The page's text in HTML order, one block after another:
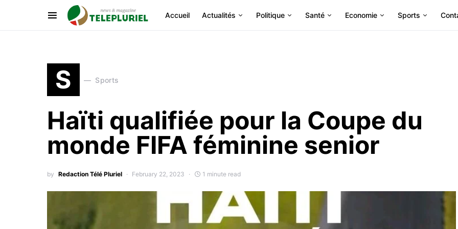
Accueil Actualités Politique Santé Economie Sports
S Sports
Haïti qualifiée pour la Coupe du
monde FIFA féminine senior
by Redaction Télé Pluriel February 22, 2023 1 minute read